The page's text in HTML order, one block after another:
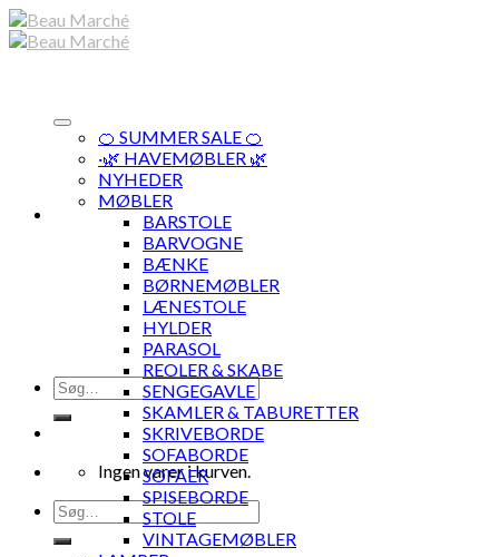
Skip
to
Søg
efter:
Ingen varer i kurven.
Søg
efter:
🍊 SUMMER SALE 🍊
·🌿 HAVEMØBLER 🌿
NYHEDER
MØBLER
BARSTOLE
BARVOGNE
BÆNKE
BØRNEMØBLER
LÆNESTOLE
HYLDER
PARASOL
REOLER & SKABE
SENGEGAVLE
SKAMLER & TABURETTER
SKRIVEBORDE
SOFABORDE
SOFAER
SPISEBORDE
STOLE
VINTAGEMØBLER